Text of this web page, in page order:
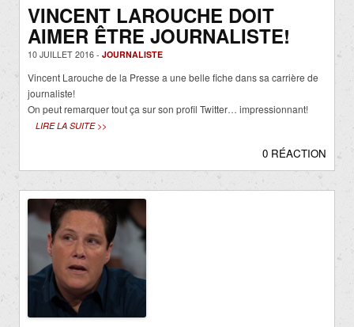
VINCENT LAROUCHE DOIT
AIMER ÊTRE JOURNALISTE!
10 JUILLET 2016 - JOURNALISTE
Vincent Larouche de la Presse a une belle fiche dans sa carrière de
journaliste!
On peut remarquer tout ça sur son profil Twitter… impressionnant!
LIRE LA SUITE >>
0 RÉACTION